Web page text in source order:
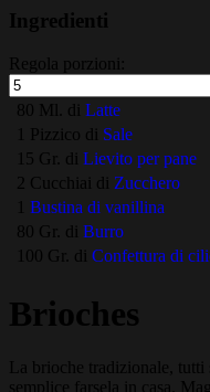
Ingredienti
Regola porzioni:
80 Ml. di
Latte
1 Pizzico di
Sale
15 Gr. di
Lievito per pane
2 Cucchiai di
Zucchero
Bustina di vanillina
80 Gr. di
Burro
100 Gr. di
Confettura di
Brioches
La brioche tradizionale, tutti
semplice farsela in casa.